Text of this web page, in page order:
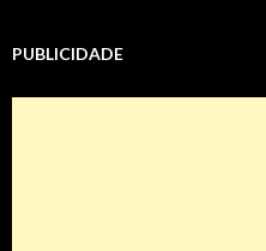
PUBLICIDADE